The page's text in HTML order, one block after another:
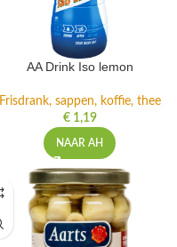
AA Drink Iso lemon
Frisdrank, sappen, koffie, thee
€1,19
NAAR AH